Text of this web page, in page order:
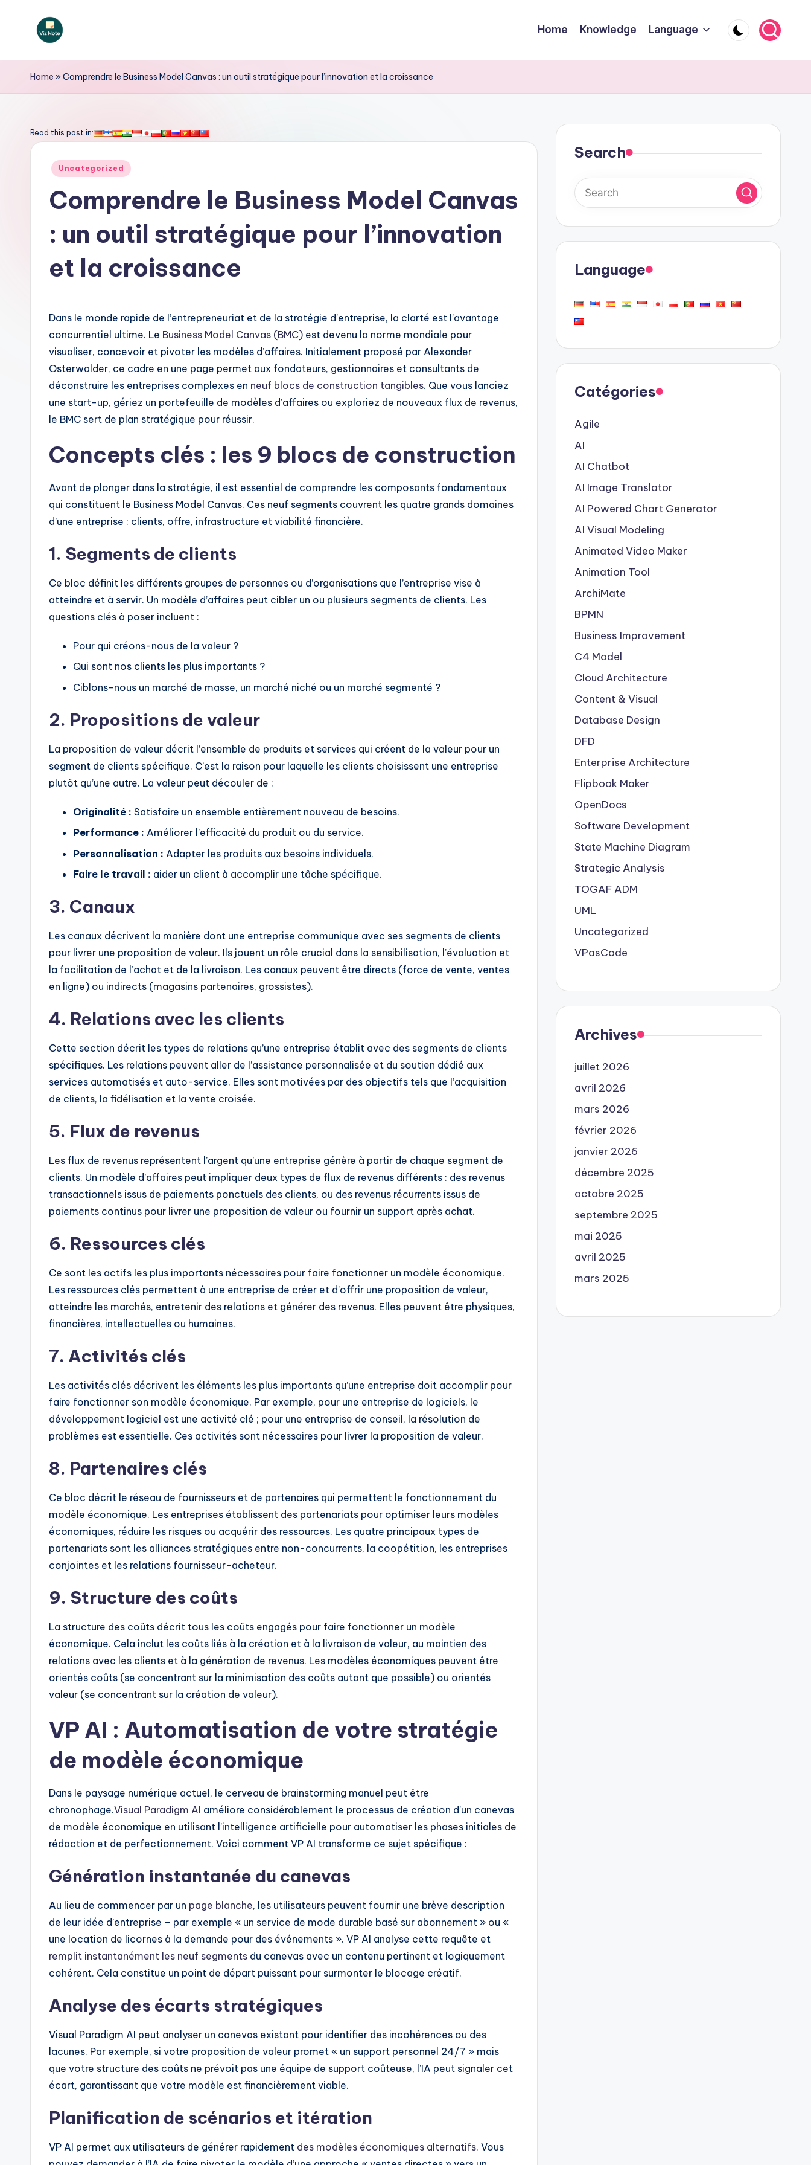
V
iz
o
A
si
w
tr
Home Knowledge Language
Home »Comprendre le Business Model Canvas : un outil stratégique pour l’innovation et la croissance
Read this post in:
Posted
Uncategorized
Comprendre le Business Model Canvas
: un outil stratégique pour l’innovation
et la croissance
Dans le monde rapide de l’entrepreneuriat et de la stratégie d’entreprise, la clarté est l’avantage
concurrentiel ultime. Le Business Model Canvas (BMC) est devenu la norme mondiale pour
visualiser, concevoir et pivoter les modèles d’affaires. Initialement proposé par Alexander
Osterwalder, ce cadre en une page permet aux fondateurs, gestionnaires et consultants de
déconstruire les entreprises complexes en neuf blocs de construction tangibles. Que vous lanciez
une start-up, gériez un portefeuille de modèles d’affaires ou exploriez de nouveaux flux de revenus,
le BMC sert de plan stratégique pour réussir.
Concepts clés : les 9 blocs de construction
Avant de plonger dans la stratégie, il est essentiel de comprendre les composants fondamentaux
qui constituent le Business Model Canvas. Ces neuf segments couvrent les quatre grands domaines
d’une entreprise : clients, offre, infrastructure et viabilité financière.
1. Segments de clients
Ce bloc définit les différents groupes de personnes ou d’organisations que l’entreprise vise à
atteindre et à servir. Un modèle d’affaires peut cibler un ou plusieurs segments de clients. Les
questions clés à poser incluent :
Pour qui créons-nous de la valeur ?
Qui sont nos clients les plus importants ?
Ciblons-nous un marché de masse, un marché niché ou un marché segmenté ?
2. Propositions de valeur
La proposition de valeur décrit l’ensemble de produits et services qui créent de la valeur pour un
segment de clients spécifique. C’est la raison pour laquelle les clients choisissent une entreprise
plutôt qu’une autre. La valeur peut découler de :
Originalité : Satisfaire un ensemble entièrement nouveau de besoins.
Performance : Améliorer l’efficacité du produit ou du service.
Personnalisation : Adapter les produits aux besoins individuels.
Faire le travail : aider un client à accomplir une tâche spécifique.
3. Canaux
Les canaux décrivent la manière dont une entreprise communique avec ses segments de clients
pour livrer une proposition de valeur. Ils jouent un rôle crucial dans la sensibilisation, l’évaluation et
la facilitation de l’achat et de la livraison. Les canaux peuvent être directs (force de vente, ventes
en ligne) ou indirects (magasins partenaires, grossistes).
4. Relations avec les clients
Cette section décrit les types de relations qu’une entreprise établit avec des segments de clients
spécifiques. Les relations peuvent aller de l’assistance personnalisée et du soutien dédié aux
services automatisés et auto-service. Elles sont motivées par des objectifs tels que l’acquisition
de clients, la fidélisation et la vente croisée.
5. Flux de revenus
Les flux de revenus représentent l’argent qu’une entreprise génère à partir de chaque segment de
clients. Un modèle d’affaires peut impliquer deux types de flux de revenus différents : des revenus
transactionnels issus de paiements ponctuels des clients, ou des revenus récurrents issus de
paiements continus pour livrer une proposition de valeur ou fournir un support après achat.
6. Ressources clés
Ce sont les actifs les plus importants nécessaires pour faire fonctionner un modèle économique.
Les ressources clés permettent à une entreprise de créer et d’offrir une proposition de valeur,
atteindre les marchés, entretenir des relations et générer des revenus. Elles peuvent être physiques,
financières, intellectuelles ou humaines.
7. Activités clés
Les activités clés décrivent les éléments les plus importants qu’une entreprise doit accomplir pour
faire fonctionner son modèle économique. Par exemple, pour une entreprise de logiciels, le
développement logiciel est une activité clé ; pour une entreprise de conseil, la résolution de
problèmes est essentielle. Ces activités sont nécessaires pour livrer la proposition de valeur.
8. Partenaires clés
Ce bloc décrit le réseau de fournisseurs et de partenaires qui permettent le fonctionnement du
modèle économique. Les entreprises établissent des partenariats pour optimiser leurs modèles
économiques, réduire les risques ou acquérir des ressources. Les quatre principaux types de
partenariats sont les alliances stratégiques entre non-concurrents, la coopétition, les entreprises
conjointes et les relations fournisseur-acheteur.
9. Structure des coûts
La structure des coûts décrit tous les coûts engagés pour faire fonctionner un modèle
économique. Cela inclut les coûts liés à la création et à la livraison de valeur, au maintien des
relations avec les clients et à la génération de revenus. Les modèles économiques peuvent être
orientés coûts (se concentrant sur la minimisation des coûts autant que possible) ou orientés
valeur (se concentrant sur la création de valeur).
VP AI : Automatisation de votre stratégie
de modèle économique
Dans le paysage numérique actuel, le cerveau de brainstorming manuel peut être
chronophage.Visual Paradigm AI améliore considérablement le processus de création d’un canevas
de modèle économique en utilisant l’intelligence artificielle pour automatiser les phases initiales de
rédaction et de perfectionnement. Voici comment VP AI transforme ce sujet spécifique :
Génération instantanée du canevas
Au lieu de commencer par un page blanche, les utilisateurs peuvent fournir une brève description
de leur idée d’entreprise – par exemple « un service de mode durable basé sur abonnement » ou «
une location de licornes à la demande pour des événements ». VP AI analyse cette requête et
remplit instantanément les neuf segments du canevas avec un contenu pertinent et logiquement
cohérent. Cela constitue un point de départ puissant pour surmonter le blocage créatif.
Analyse des écarts stratégiques
Visual Paradigm AI peut analyser un canevas existant pour identifier des incohérences ou des
lacunes. Par exemple, si votre proposition de valeur promet « un support personnel 24/7 » mais
que votre structure des coûts ne prévoit pas une équipe de support coûteuse, l’IA peut signaler cet
écart, garantissant que votre modèle est financièrement viable.
Planification de scénarios et itération
VP AI permet aux utilisateurs de générer rapidement des modèles économiques alternatifs. Vous
Search
Language
Catégories
Agile
AI
AI Chatbot
AI Image Translator
AI Powered Chart Generator
AI Visual Modeling
Animated Video Maker
Animation Tool
ArchiMate
BPMN
Business Improvement
C4 Model
Cloud Architecture
Content & Visual
Database Design
DFD
Enterprise Architecture
Flipbook Maker
OpenDocs
Software Development
State Machine Diagram
Strategic Analysis
TOGAF ADM
UML
Uncategorized
VPasCode
Archives
juillet 2026
avril 2026
mars 2026
février 2026
janvier 2026
décembre 2025
octobre 2025
septembre 2025
mai 2025
avril 2025
mars 2025